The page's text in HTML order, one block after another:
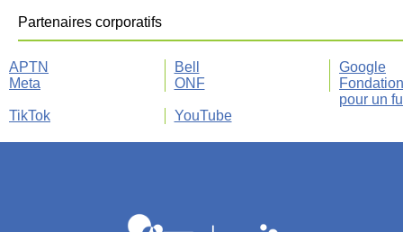
Partenaires corporatifs
APTN Bell
Google
Meta
ONF
pour un
TikTok
YouTube